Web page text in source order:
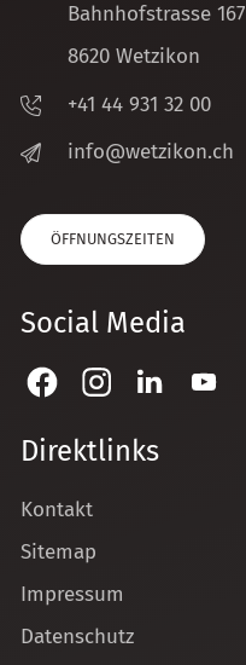
Bahnhofstrasse 167
8620 Wetzikon
+41 44 931 32 00
nf
w tz k n ch
ÖFFNUNGSZEITEN
Social Media
Direktlinks
Kontakt
Sitemap
Impressum
Datenschutz